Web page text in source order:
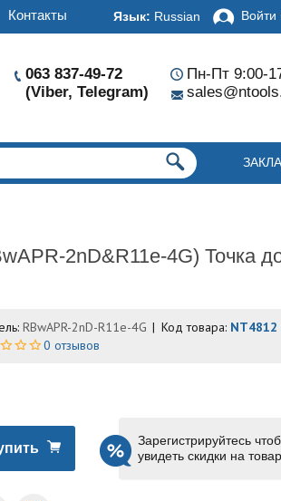
Контакты Язык: Russian Войти
063 837-49-72
(Viber, Telegram)
Пн-Пт 9:00-
2nD&R11e-4G) Точка
RBwAPR-2nD-R11e-4G Код товара: NT4812
0 отзывов
Зарегистрируйтесь
увидеть скидки на